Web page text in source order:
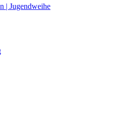
| Jugendweihe